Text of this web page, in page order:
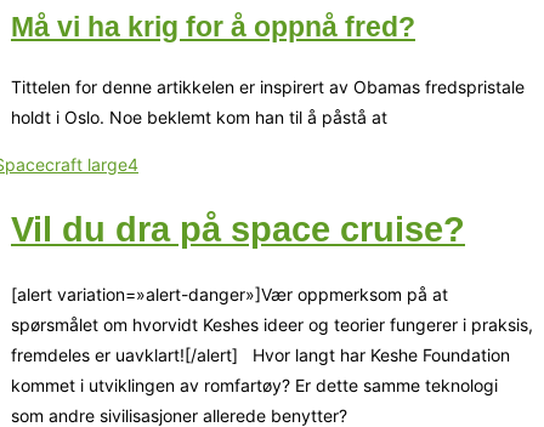
Må vi ha krig for å oppnå fred?
Tittelen for denne artikkelen er inspirert av Obamas fredspristale
holdt i Oslo. Noe beklemt kom han til å påstå at
Vil du dra på space cruise?
[alert variation=»alert-danger»]Vær oppmerksom på at
spørsmålet om hvorvidt Keshes ideer og teorier fungerer i praksis,
fremdeles er uavklart![/alert] Hvor langt har Keshe Foundation
kommet i utviklingen av romfartøy? Er dette samme teknologi
som andre sivilisasjoner allerede benytter?